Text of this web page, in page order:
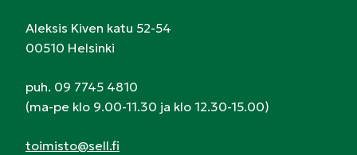
Aleksis Kiven katu 52-54
00510 Helsinki
puh. 09 7745 4810
(ma-pe klo 9.00-11.30 ja klo 12.30-15.00)
toimisto@sell.fi